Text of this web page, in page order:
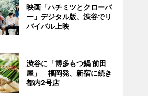
映画「ハチミツとクローバ
ー」デジタル版、渋谷でリ
バイバル上映
渋谷に「博多もつ鍋 前田
屋」 福岡発、新宿に続き
都内2号店